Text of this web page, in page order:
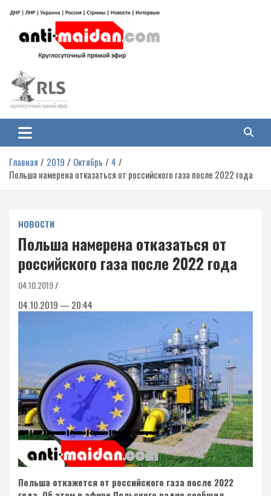
содержимому
Антимайдан: Гражданская война
на Украине
гражданской войне на Украине, включая события в Новороссии, ДНР,
ЛНР и других регионах.
Главная 2019 Октябрь
4
Польша намерена отказаться от российского газа после 2022 года
НОВОСТИ
Польша намерена отказаться от
российского газа после 2022 года
04.10.2019
04.10.2019 — 20:44
Польша откажется от российского газа после 2022